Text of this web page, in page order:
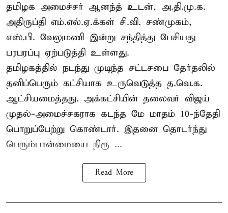
தமிழக அமைச்சர் ஆனந்த் உடன், அ.தி.மு.க.
அதிருப்தி எம்.எல்.ஏ.க்கள் சி.வி. சண்முகம்,
எஸ்.பி. வேலுமணி இன்று சந்தித்து பேசியது
பரபரப்பு ஏற்படுத்தி உள்ளது.
தமிழகத்தில் நடந்து முடிந்த சட்டசபை தேர்தலில்
தனிப்பெரும் கட்சியாக உருவெடுத்த த.வெ.க.
ஆட்சியமைத்தது. அக்கட்சியின் தலைவர் விஜய்
முதல்-அமைச்சகராக கடந்த மே மாதம் 10-ந்தேதி
பொறுப்பேற்று கொண்டார். இதனை தொடர்ந்து
பெரும்பான்மையை நிரூ ...
Read More